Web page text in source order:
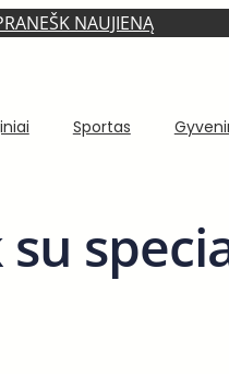
NAUJIENĄ
Sportas